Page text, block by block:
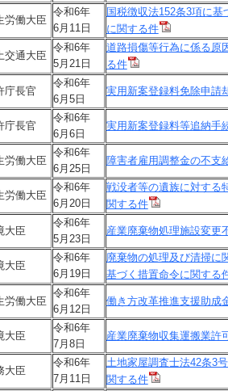
労働大臣
令和6年
6月11日
国税徴収法152条3項に
に関する件
交通大臣
令和6年
5月21日
道路損傷等行為に係る原
る件
庁長官
令和6年
6月5日
実用新案登録料免除申請
庁長官
令和6年
6月6日
実用新案登録料等追納手
労働大臣
令和6年
6月25日
障害者雇用調整金の不支
労働大臣
令和6年
6月20日
戦没者等の遺族に対する
関する件
大臣
令和6年
5月23日
産業廃棄物処理施設変更
大臣
令和6年
6月19日
廃棄物の処理及び清掃に
基づく措置命令に関する
労働大臣
令和6年
6月12日
働き方改革推進支援助成
大臣
令和6年
7月8日
産業廃棄物収集運搬業許
大臣
令和6年
7月11日
土地家屋調査士法42条3
関する件